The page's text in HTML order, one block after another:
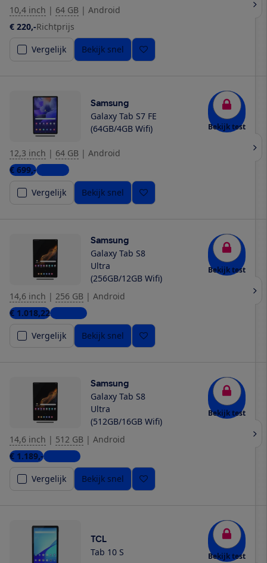
10,4 inch | 64 GB | Android
€ 220,-Richtprijs
Vergelijk
Bekijk snel
Samsung
Galaxy Tab S7 FE
(64GB/4GB Wifi)
Bekijk test
12,3 inch | 64 GB | Android
€ 699,-1 winkel
Vergelijk
Bekijk snel
Samsung
Galaxy Tab S8
Ultra
(256GB/12GB Wifi)
Bekijk test
14,6 inch | 256 GB | Android
€ 1.018,222 winkels
Vergelijk
Bekijk snel
Samsung
Galaxy Tab S8
Ultra
(512GB/16GB Wifi)
Bekijk test
14,6 inch | 512 GB | Android
€ 1.189,-2 winkels
Vergelijk
Bekijk snel
TCL
Tab 10 S Bekijk test